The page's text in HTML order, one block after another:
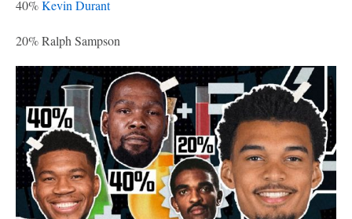
40%Kevin Durant
20% Ralph Sampson